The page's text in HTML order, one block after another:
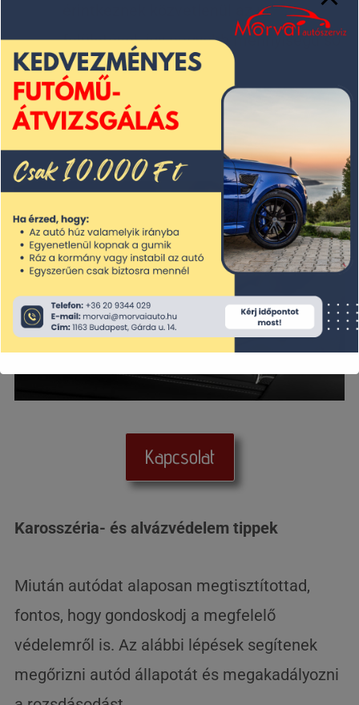
érintkeznek közvetlenül az út
felületével, így nagyobb mennyiségű só
halmozódhat fel rajtuk.
Kapcsolat
Karosszéria- és alvázvédelem tippek
Miután autódat alaposan megtisztítottad,
fontos, hogy gondoskodj a megfelelő
védelemről is. Az alábbi lépések segítenek
megőrizni autód állapotát és megakadályozni